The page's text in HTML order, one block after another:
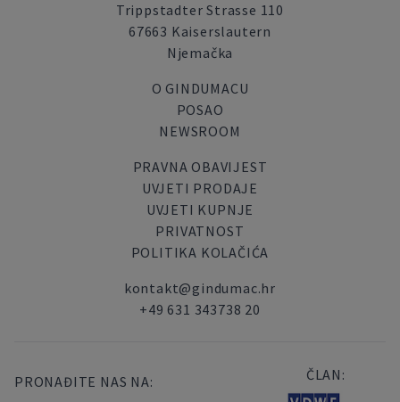
Trippstadter Strasse 110
67663 Kaiserslautern
Njemačka
O GINDUMACU
POSAO
NEWSROOM
PRAVNA OBAVIJEST
UVJETI PRODAJE
UVJETI KUPNJE
PRIVATNOST
POLITIKA KOLAČIĆA
kontakt@gindumac.hr
+49 631 343738 20
PRONAĐITE NAS NA: ČLAN: